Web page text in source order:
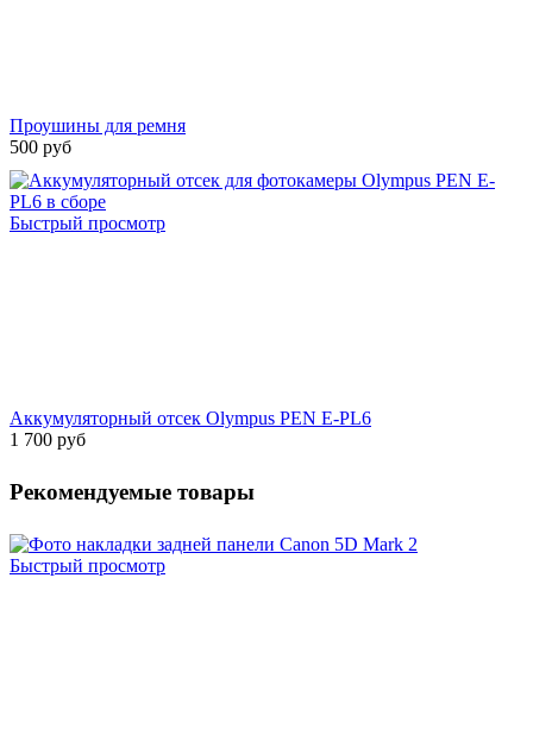
Проушины для ремня
500 руб
Быстрый просмотр
Аккумуляторный отсек Olympus PEN E-PL6
1 700 руб
Рекомендуемые товары
Быстрый просмотр